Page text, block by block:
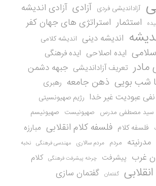
آزاداندیشی فردی آزادی آزادی اندیشه
استثمار استراتژی های جهان کفر
اندیشه دینی اندیشه کلامی
ایده اصلاحی ایده فرهنگی
مادر تعریف آزاداندیشی جبهه دشمن
شب بویی ذهن جامعه رهبری
عبودیت غیر خدا رژیم صهیونسیتی
سید مصطفی مدرس صهیونیست صهیونیسم
فلسفه کلام فلسفه کلام انقلابی مبارزه
مدرنیته مردم مردم سالاری مهندسی فرهنگی نخبه
غرب پیشرفت چرخه پیشرفت فرهنگی کلام
گفتمان گفتمان سازی